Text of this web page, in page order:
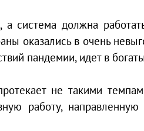
система должна
оказались в очень
пандемии, идет в
не такими
работу,